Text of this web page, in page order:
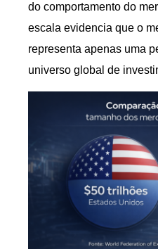
do comportamento do
escala evidencia que o
representa apenas uma
universo global de